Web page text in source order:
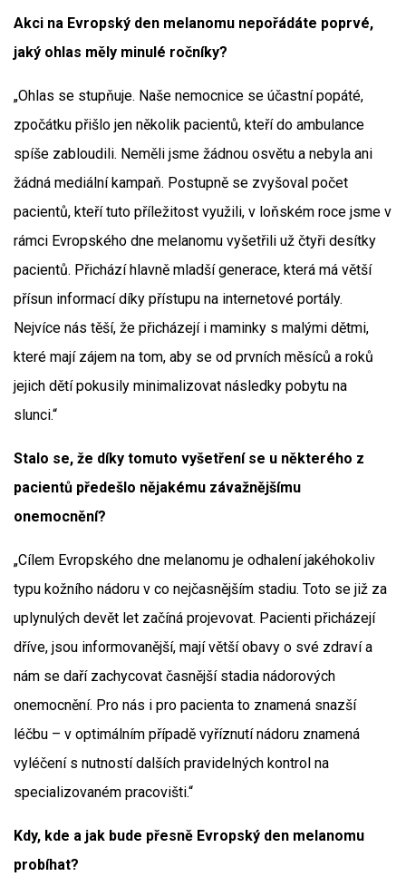
Akci na Evropský den melanomu nepořádáte poprvé,
jaký ohlas měly minulé ročníky?
„Ohlas se stupňuje. Naše nemocnice se účastní popáté,
zpočátku přišlo jen několik pacientů, kteří do ambulance
spíše zabloudili. Neměli jsme žádnou osvětu a nebyla ani
žádná mediální kampaň. Postupně se zvyšoval počet
pacientů, kteří tuto příležitost využili, v loňském roce jsme v
rámci Evropského dne melanomu vyšetřili už čtyři desítky
pacientů. Přichází hlavně mladší generace, která má větší
přísun informací díky přístupu na internetové portály.
Nejvíce nás těší, že přicházejí i maminky s malými dětmi,
které mají zájem na tom, aby se od prvních měsíců a roků
jejich dětí pokusily minimalizovat následky pobytu na
slunci.“
Stalo se, že díky tomuto vyšetření se u některého z
pacientů předešlo nějakému závažnějšímu
onemocnění?
„Cílem Evropského dne melanomu je odhalení jakéhokoliv
typu kožního nádoru v co nejčasnějším stadiu. Toto se již za
uplynulých devět let začíná projevovat. Pacienti přicházejí
dříve, jsou informovanější, mají větší obavy o své zdraví a
nám se daří zachycovat časnější stadia nádorových
onemocnění. Pro nás i pro pacienta to znamená snazší
léčbu – v optimálním případě vyříznutí nádoru znamená
vyléčení s nutností dalších pravidelných kontrol na
specializovaném pracovišti.“
Kdy, kde a jak bude přesně Evropský den melanomu
probíhat?